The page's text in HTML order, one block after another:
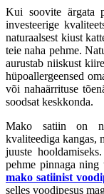
Kui soovite ärgata
investeerige
naturaalsest kiust
teie naha pehme.
aurustab niiskust
hüpoallergeensed
või nahaärrituse
soodsat keskkonda.
Mako satiin on
kvaliteediga kangas,
juuste
pehme pinnaga ning
mako satiinist
selles voodipesus